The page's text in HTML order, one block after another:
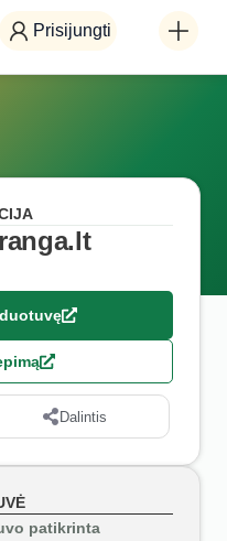
Prisijungti
Dalintis
patikrinta